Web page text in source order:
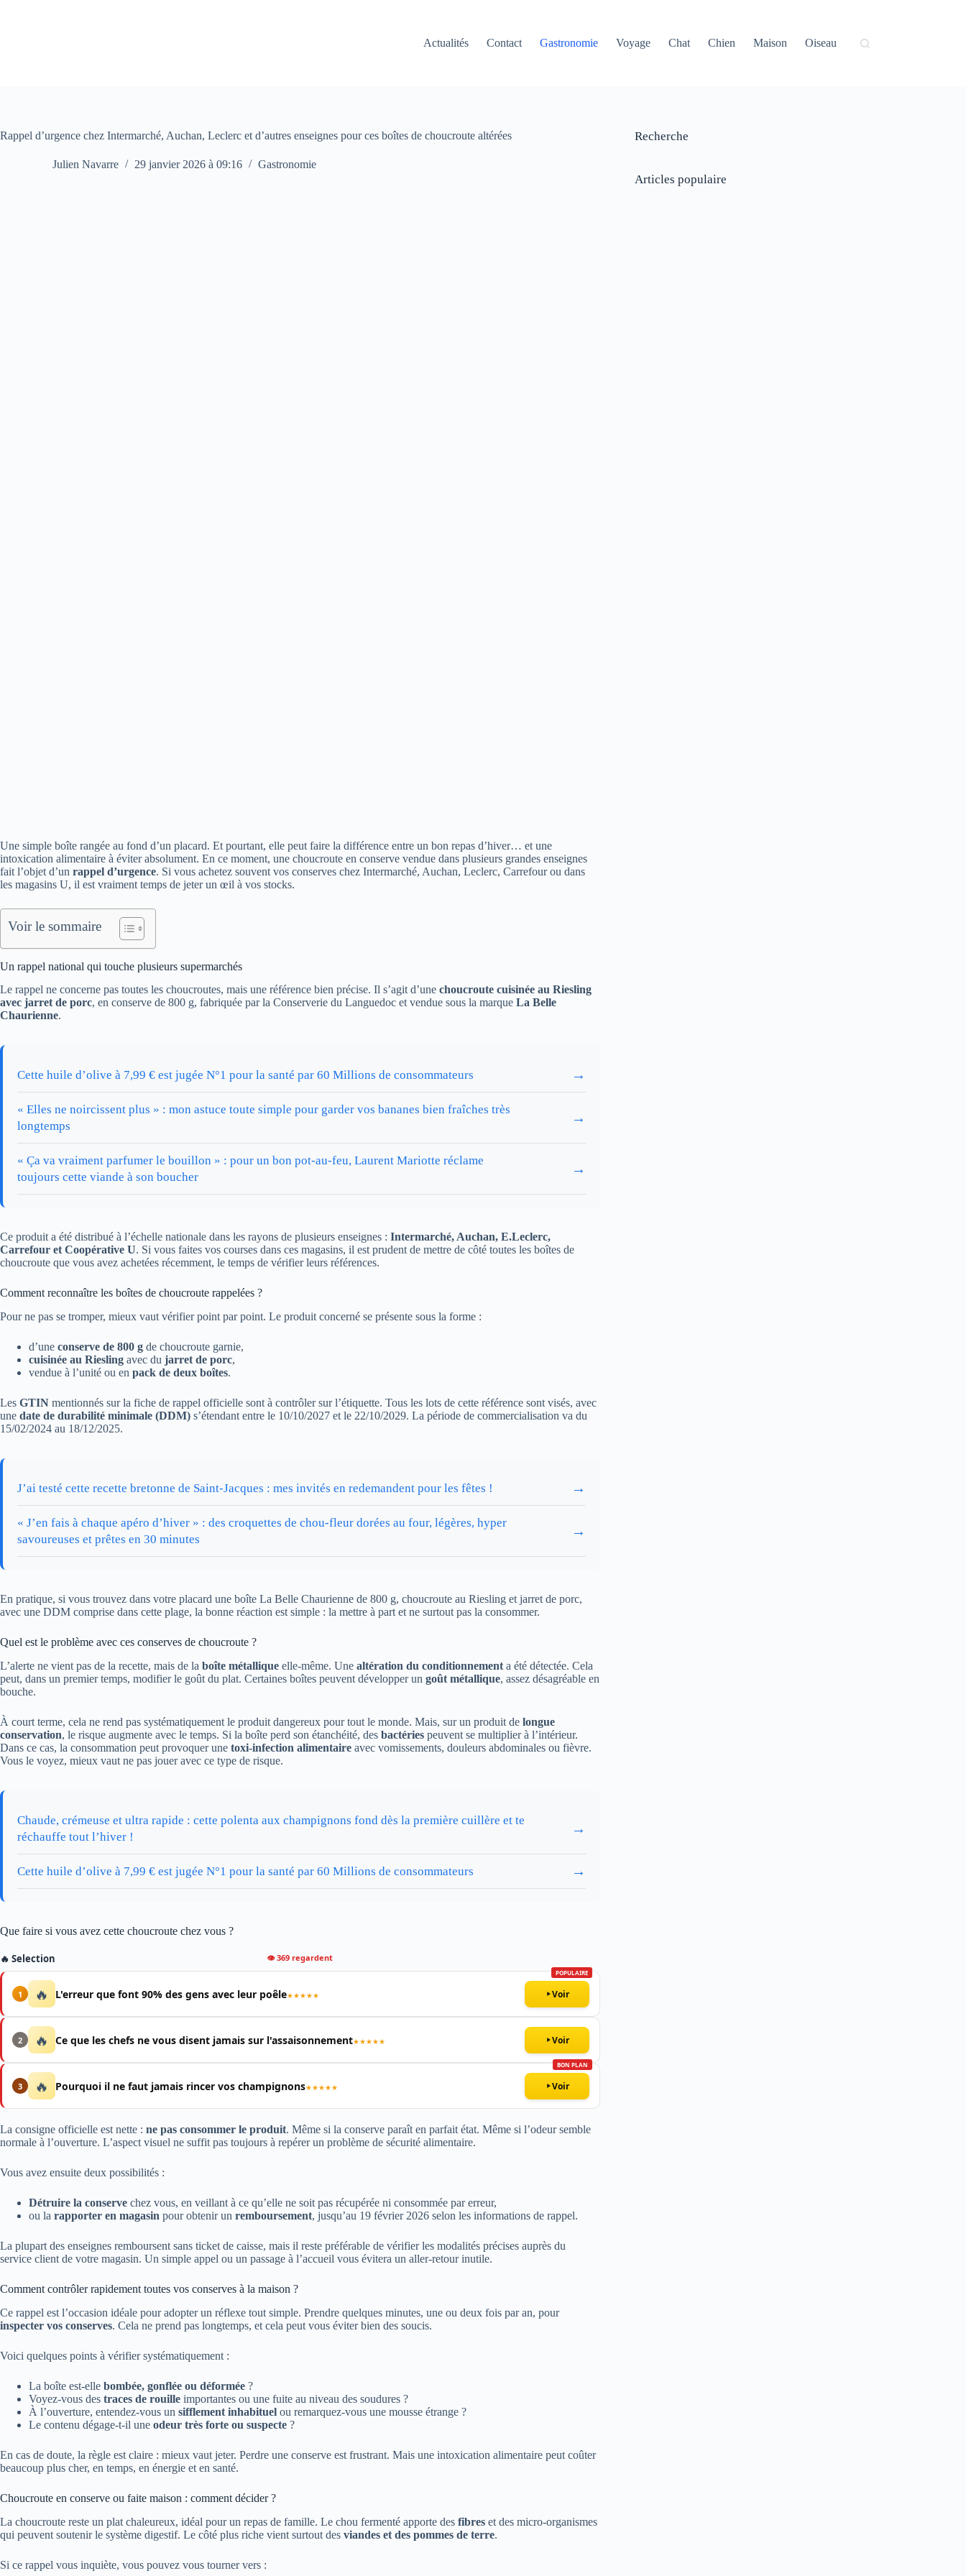
Actualités
Contact Gastronomie Voyage Chat Chien Maison Oiseau
Rappel d’urgence chez Intermarché, Auchan, Leclerc et d’autres enseignes pour ces boîtes de choucroute altérées
Julien Navarre 29 janvier 2026 à 09:16 Gastronomie
Une simple boîte rangée au fond d’un placard. Et pourtant, elle peut faire la différence entre un bon repas d’hiver… et une
intoxication alimentaire à éviter absolument. En ce moment, une choucroute en conserve vendue dans plusieurs grandes enseignes
fait l’objet d’un rappel d’urgence. Si vous achetez souvent vos conserves chez Intermarché, Auchan, Leclerc, Carrefour ou dans
les magasins U, il est vraiment temps de jeter un œil à vos stocks.
Voir le sommaire
Un rappel national qui touche plusieurs supermarchés
Le rappel ne concerne pas toutes les choucroutes, mais une référence bien précise. Il s’agit d’une choucroute cuisinée au Riesling
avec jarret de porc, en conserve de 800 g, fabriquée par la Conserverie du Languedoc et vendue sous la marque La Belle
Chaurienne.
Cette huile d’olive à 7,99 € est jugée N°1 pour la santé par 60 Millions de consommateurs →
« Elles ne noircissent plus » : mon astuce toute simple pour garder vos bananes bien fraîches très
longtemps
→
« Ça va vraiment parfumer le bouillon » : pour un bon pot-au-feu, Laurent Mariotte réclame
toujours cette viande à son boucher
→
Ce produit a été distribué à l’échelle nationale dans les rayons de plusieurs enseignes : Intermarché, Auchan, E.Leclerc,
Carrefour et Coopérative U. Si vous faites vos courses dans ces magasins, il est prudent de mettre de côté toutes les boîtes de
choucroute que vous avez achetées récemment, le temps de vérifier leurs références.
Comment reconnaître les boîtes de choucroute rappelées ?
Pour ne pas se tromper, mieux vaut vérifier point par point. Le produit concerné se présente sous la forme :
d’une conserve de 800 g de choucroute garnie,
cuisinée au Riesling avec du jarret de porc,
vendue à l’unité ou en pack de deux boîtes.
Les GTIN mentionnés sur la fiche de rappel officielle sont à contrôler sur l’étiquette. Tous les lots de cette référence sont visés, avec
une date de durabilité minimale (DDM) s’étendant entre le 10/10/2027 et le 22/10/2029. La période de commercialisation va du
15/02/2024 au 18/12/2025.
J’ai testé cette recette bretonne de Saint-Jacques : mes invités en redemandent pour les fêtes ! →
« J’en fais à chaque apéro d’hiver » : des croquettes de chou-fleur dorées au four, légères, hyper
savoureuses et prêtes en 30 minutes
→
En pratique, si vous trouvez dans votre placard une boîte La Belle Chaurienne de 800 g, choucroute au Riesling et jarret de porc,
avec une DDM comprise dans cette plage, la bonne réaction est simple : la mettre à part et ne surtout pas la consommer.
Quel est le problème avec ces conserves de choucroute ?
L’alerte ne vient pas de la recette, mais de la boîte métallique elle-même. Une altération du conditionnement a été détectée. Cela
peut, dans un premier temps, modifier le goût du plat. Certaines boîtes peuvent développer un goût métallique, assez désagréable en
bouche.
À court terme, cela ne rend pas systématiquement le produit dangereux pour tout le monde. Mais, sur un produit de longue
conservation, le risque augmente avec le temps. Si la boîte perd son étanchéité, des bactéries peuvent se multiplier à l’intérieur.
Dans ce cas, la consommation peut provoquer une toxi-infection alimentaire avec vomissements, douleurs abdominales ou fièvre.
Vous le voyez, mieux vaut ne pas jouer avec ce type de risque.
Chaude, crémeuse et ultra rapide : cette polenta aux champignons fond dès la première cuillère et te
réchauffe tout l’hiver !
→
Cette huile d’olive à 7,99 € est jugée N°1 pour la santé par 60 Millions de consommateurs →
Que faire si vous avez cette choucroute chez vous ?
🔥 Selection 👁 369 regardent
POPULAIRE
1 🔥 L'erreur que font 90% des gens avec leur poêle★★★★★ Voir
2 🔥 Ce que les chefs ne vous disent jamais sur l'assaisonnement★★★★★ Voir
BON PLAN
3 🔥 Pourquoi il ne faut jamais rincer vos champignons★★★★★ Voir
La consigne officielle est nette : ne pas consommer le produit. Même si la conserve paraît en parfait état. Même si l’odeur semble
normale à l’ouverture. L’aspect visuel ne suffit pas toujours à repérer un problème de sécurité alimentaire.
Vous avez ensuite deux possibilités :
Détruire la conserve chez vous, en veillant à ce qu’elle ne soit pas récupérée ni consommée par erreur,
ou la rapporter en magasin pour obtenir un remboursement, jusqu’au 19 février 2026 selon les informations de rappel.
La plupart des enseignes remboursent sans ticket de caisse, mais il reste préférable de vérifier les modalités précises auprès du
service client de votre magasin. Un simple appel ou un passage à l’accueil vous évitera un aller-retour inutile.
Comment contrôler rapidement toutes vos conserves à la maison ?
Ce rappel est l’occasion idéale pour adopter un réflexe tout simple. Prendre quelques minutes, une ou deux fois par an, pour
inspecter vos conserves. Cela ne prend pas longtemps, et cela peut vous éviter bien des soucis.
Voici quelques points à vérifier systématiquement :
La boîte est-elle bombée, gonflée ou déformée ?
Voyez-vous des traces de rouille importantes ou une fuite au niveau des soudures ?
À l’ouverture, entendez-vous un sifflement inhabituel ou remarquez-vous une mousse étrange ?
Le contenu dégage-t-il une odeur très forte ou suspecte ?
En cas de doute, la règle est claire : mieux vaut jeter. Perdre une conserve est frustrant. Mais une intoxication alimentaire peut coûter
beaucoup plus cher, en temps, en énergie et en santé.
Choucroute en conserve ou faite maison : comment décider ?
La choucroute reste un plat chaleureux, idéal pour un repas de famille. Le chou fermenté apporte des fibres et des micro-organismes
qui peuvent soutenir le système digestif. Le côté plus riche vient surtout des viandes et des pommes de terre.
Si ce rappel vous inquiète, vous pouvez vous tourner vers :
Recherche
Articles populaire